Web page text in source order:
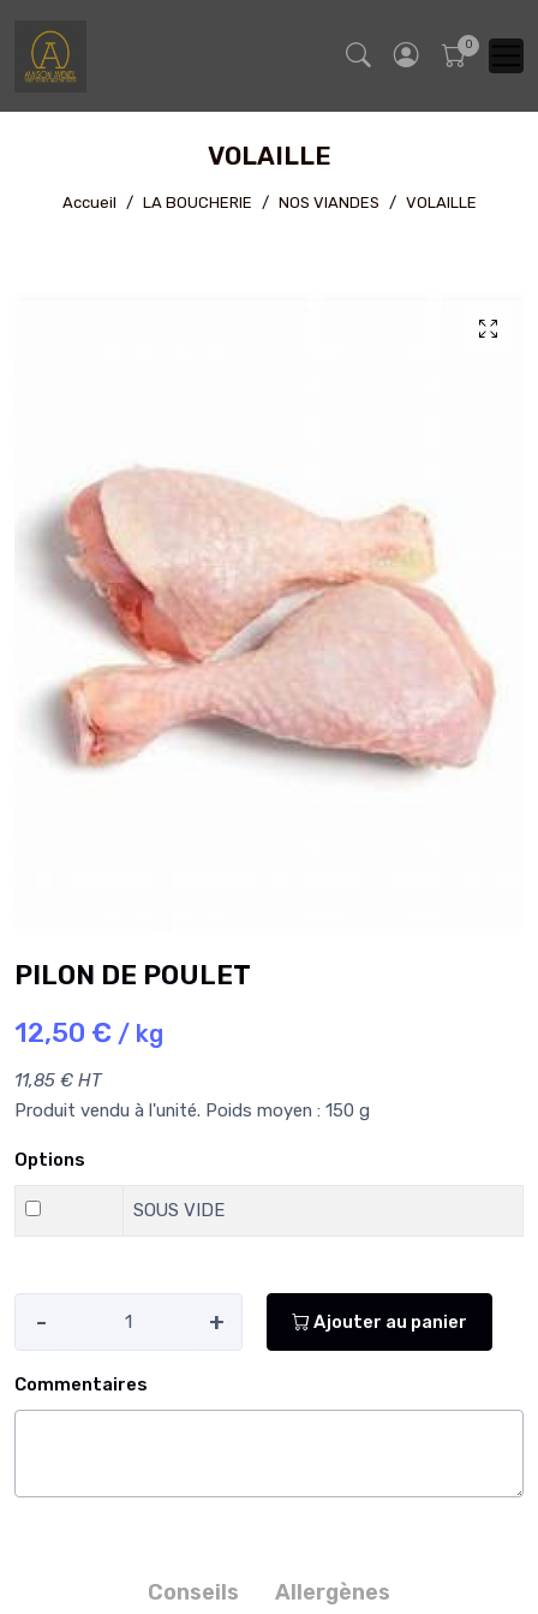
VOLAILLE
Accueil LA BOUCHERIE NOS VIANDES VOLAILLE
PILON DE POULET
12,50 € / kg
11,85 € HT
Produit vendu à l'unité. Poids moyen : 150 g
Options
SOUS VIDE
- + Ajouter au panier
Commentaires
Conseils Allergènes